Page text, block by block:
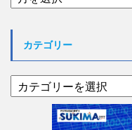
ー
カテゴリー
テ